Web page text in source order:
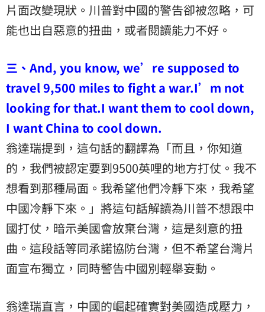
片面改變現狀。川普對中國的警告卻被忽略，可
能也出自惡意的扭曲，或者閱讀能力不好。
三、And, you know, we’re supposed to
travel 9,500 miles to fight a war.I’m not
looking for that.I want them to cool down,
I want China to cool down.
翁達瑞提到，這句話的翻譯為「而且，你知道
的，我們被認定要到9500英哩的地方打仗。我不
想看到那種局面。我希望他們冷靜下來，我希望
中國冷靜下來。」將這句話解讀為川普不想跟中
國打仗，暗示美國會放棄台灣，這是刻意的扭
曲。這段話等同承諾協防台灣，但不希望台灣片
面宣布獨立，同時警告中國別輕舉妄動。
翁達瑞直言，中國的崛起確實對美國造成壓力，